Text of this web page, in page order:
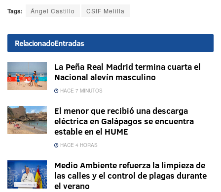
Tags: Ángel Castillo CSIF Melilla
RelacionadoEntradas
La Peña Real Madrid termina cuarta el
Nacional alevín masculino
HACE 7 MINUTOS
El menor que recibió una descarga
eléctrica en Galápagos se encuentra
estable en el HUME
HACE 4 HORAS
Medio Ambiente refuerza la limpieza de
las calles y el control de plagas durante
el verano